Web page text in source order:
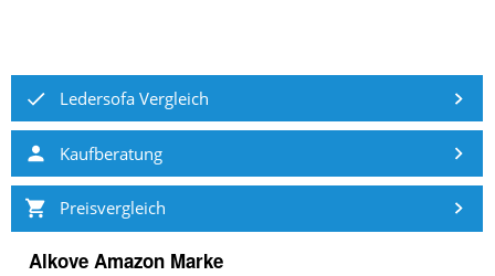
Ledersofa Vergleich
Kaufberatung
Preisvergleich
Alkove Amazon Marke